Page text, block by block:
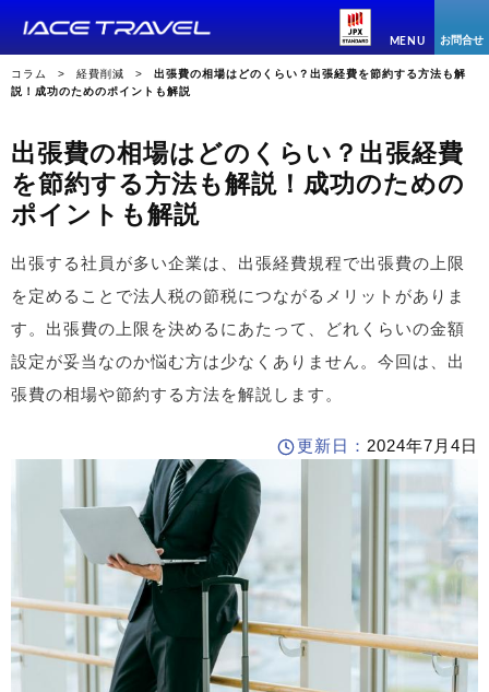
MENU お問合せ
コラム 経費削減
出張費の相場はどのくらい？出張経費を節約する方法も解
説！成功のためのポイントも解説
出張費の相場はどのくらい？出張経費
を節約する方法も解説！成功のための
ポイントも解説
出張する社員が多い企業は、出張経費規程で出張費の上限
を定めることで法人税の節税につながるメリットがありま
す。出張費の上限を決めるにあたって、どれくらいの金額
設定が妥当なのか悩む方は少なくありません。今回は、出
張費の相場や節約する方法を解説します。
更新日： 2024年7月4日